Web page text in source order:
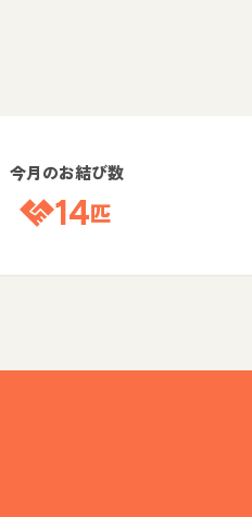
今月のお結び数
14匹